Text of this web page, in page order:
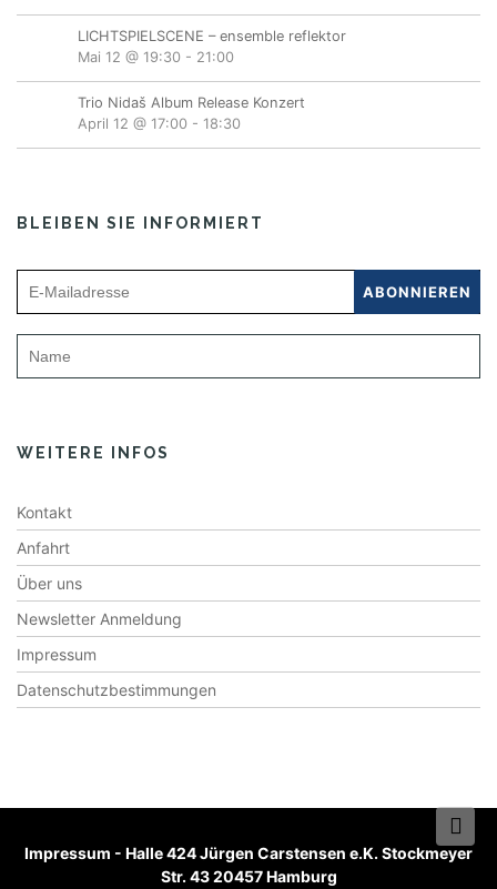
LICHTSPIELSCENE – ensemble reflektor
Mai 12 @ 19:30 - 21:00
Trio Nidaš Album Release Konzert
April 12 @ 17:00 - 18:30
BLEIBEN SIE INFORMIERT
WEITERE INFOS
Kontakt
Anfahrt
Über uns
Newsletter Anmeldung
Impressum
Datenschutzbestimmungen
Impressum - Halle 424 Jürgen Carstensen e.K. Stockmeyer
Str. 43 20457 Hamburg